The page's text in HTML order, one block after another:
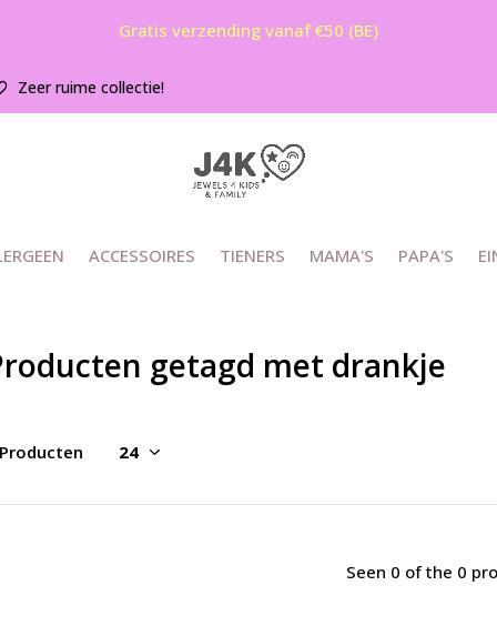
ACCESSOIRES TIENERS MAMA'S PAPA'S
Zeer ruime collectie!
Gratis verzending vanaf €50 (BE)
getagd met drankje
Seen 0 of the 0